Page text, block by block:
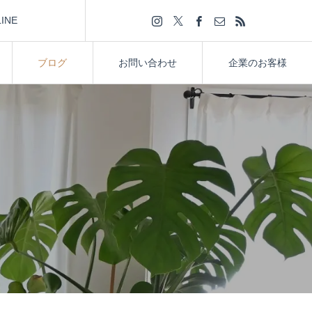
ブログ お問い合わせ 企業のお客様